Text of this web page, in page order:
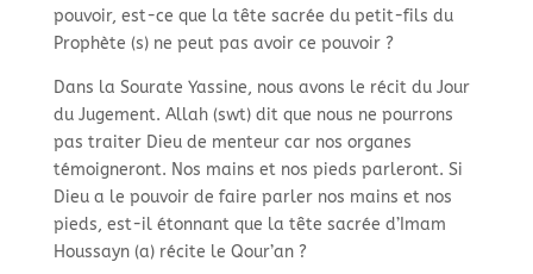
pouvoir, est-ce que la tête sacrée du petit-fils du
Prophète (s) ne peut pas avoir ce pouvoir ?
Dans la Sourate Yassine, nous avons le récit du Jour
du Jugement. Allah (swt) dit que nous ne pourrons
pas traiter Dieu de menteur car nos organes
témoigneront. Nos mains et nos pieds parleront. Si
Dieu a le pouvoir de faire parler nos mains et nos
pieds, est-il étonnant que la tête sacrée d’Imam
Houssayn (a) récite le Qour’an ?